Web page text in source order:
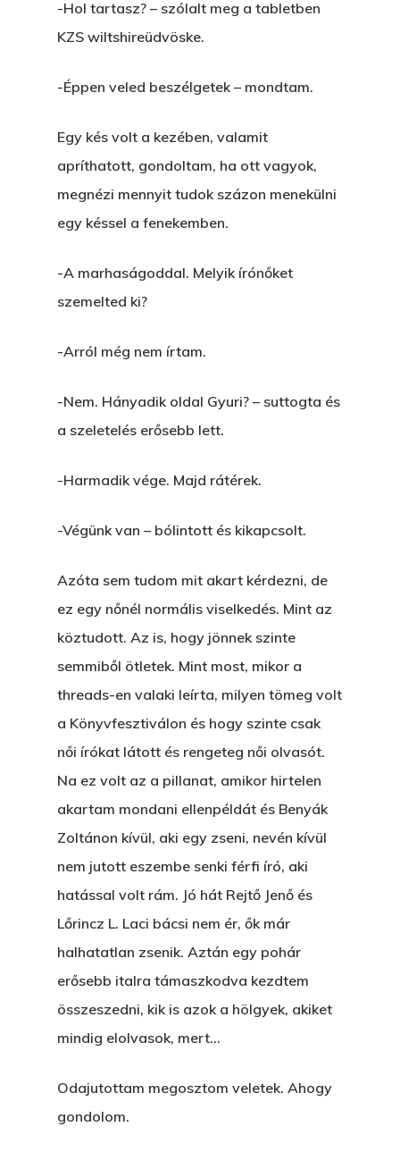
-Hol tartasz? – szólalt meg a tabletben
KZS wiltshireüdvöske.
-Éppen veled beszélgetek – mondtam.
Egy kés volt a kezében, valamit
apríthatott, gondoltam, ha ott vagyok,
megnézi mennyit tudok százon menekülni
egy késsel a fenekemben.
-A marhaságoddal. Melyik írónőket
szemelted ki?
-Arról még nem írtam.
-Nem. Hányadik oldal Gyuri? – suttogta és
a szeletelés erősebb lett.
-Harmadik vége. Majd rátérek.
-Végünk van – bólintott és kikapcsolt.
Azóta sem tudom mit akart kérdezni, de
ez egy nőnél normális viselkedés. Mint az
köztudott. Az is, hogy jönnek szinte
semmiből ötletek. Mint most, mikor a
threads-en valaki leírta, milyen tömeg volt
a Könyvfesztiválon és hogy szinte csak
női írókat látott és rengeteg női olvasót.
Na ez volt az a pillanat, amikor hirtelen
akartam mondani ellenpéldát és Benyák
Zoltánon kívül, aki egy zseni, nevén kívül
nem jutott eszembe senki férfi író, aki
hatással volt rám. Jó hát Rejtő Jenő és
Lőrincz L. Laci bácsi nem ér, ők már
halhatatlan zsenik. Aztán egy pohár
erősebb italra támaszkodva kezdtem
összeszedni, kik is azok a hölgyek, akiket
mindig elolvasok, mert…
Odajutottam megosztom veletek. Ahogy
gondolom.
Nem Szégyen Az
És Akkor A Balta
A Pitli
Pofád, Az Van!
VOLT EGYSZER EGY
A Kaszinó
AZ IGAZI AJÁNDÉK
Egy Hitelt, Ödön?
ELMENT A VILLAMOS
GYERE VELEM
KÖNYVESBOLTBA,
A „BECSÜLETES”
customizable off canvas
About Salient
The Castle
Manhattan, NY